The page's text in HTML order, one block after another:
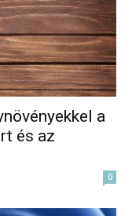
a
és az
0